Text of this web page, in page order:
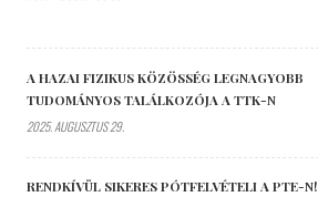
A HAZAI FIZIKUS KÖZÖSSÉG LEGNAGYOBB
TUDOMÁNYOS TALÁLKOZÓJA A TTK-N
2025. AUGUSZTUS 29.
RENDKÍVÜL SIKERES PÓTFELVÉTELI A PTE-N!